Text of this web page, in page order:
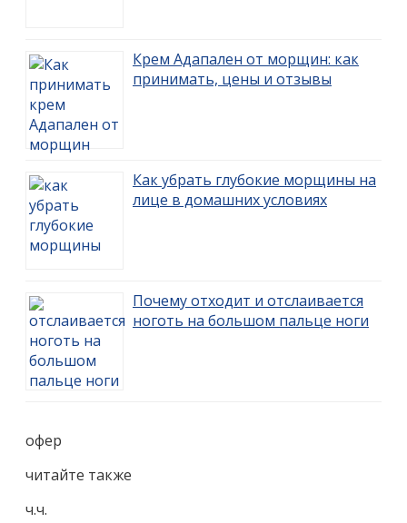
Крем Адапален от морщин: как
принимать, цены и отзывы
Как убрать глубокие морщины на
лице в домашних условиях
Почему отходит и отслаивается
ноготь на большом пальце ноги
офер
читайте также
ч.ч.